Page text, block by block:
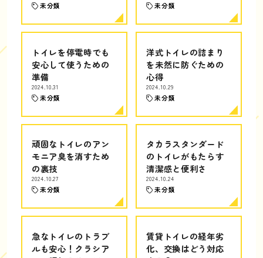
未分類 未分類
トイレを停電時でも
安心して使うための
準備
2024.10.31
未分類
洋式トイレの詰まり
を未然に防ぐための
心得
2024.10.29
未分類
頑固なトイレのアン
モニア臭を消すため
の裏技
2024.10.27
未分類
タカラスタンダード
のトイレがもたらす
清潔感と便利さ
2024.10.24
未分類
急なトイレのトラブ
ルも安心！クラシア
賃貸トイレの経年劣
化、交換はどう対応